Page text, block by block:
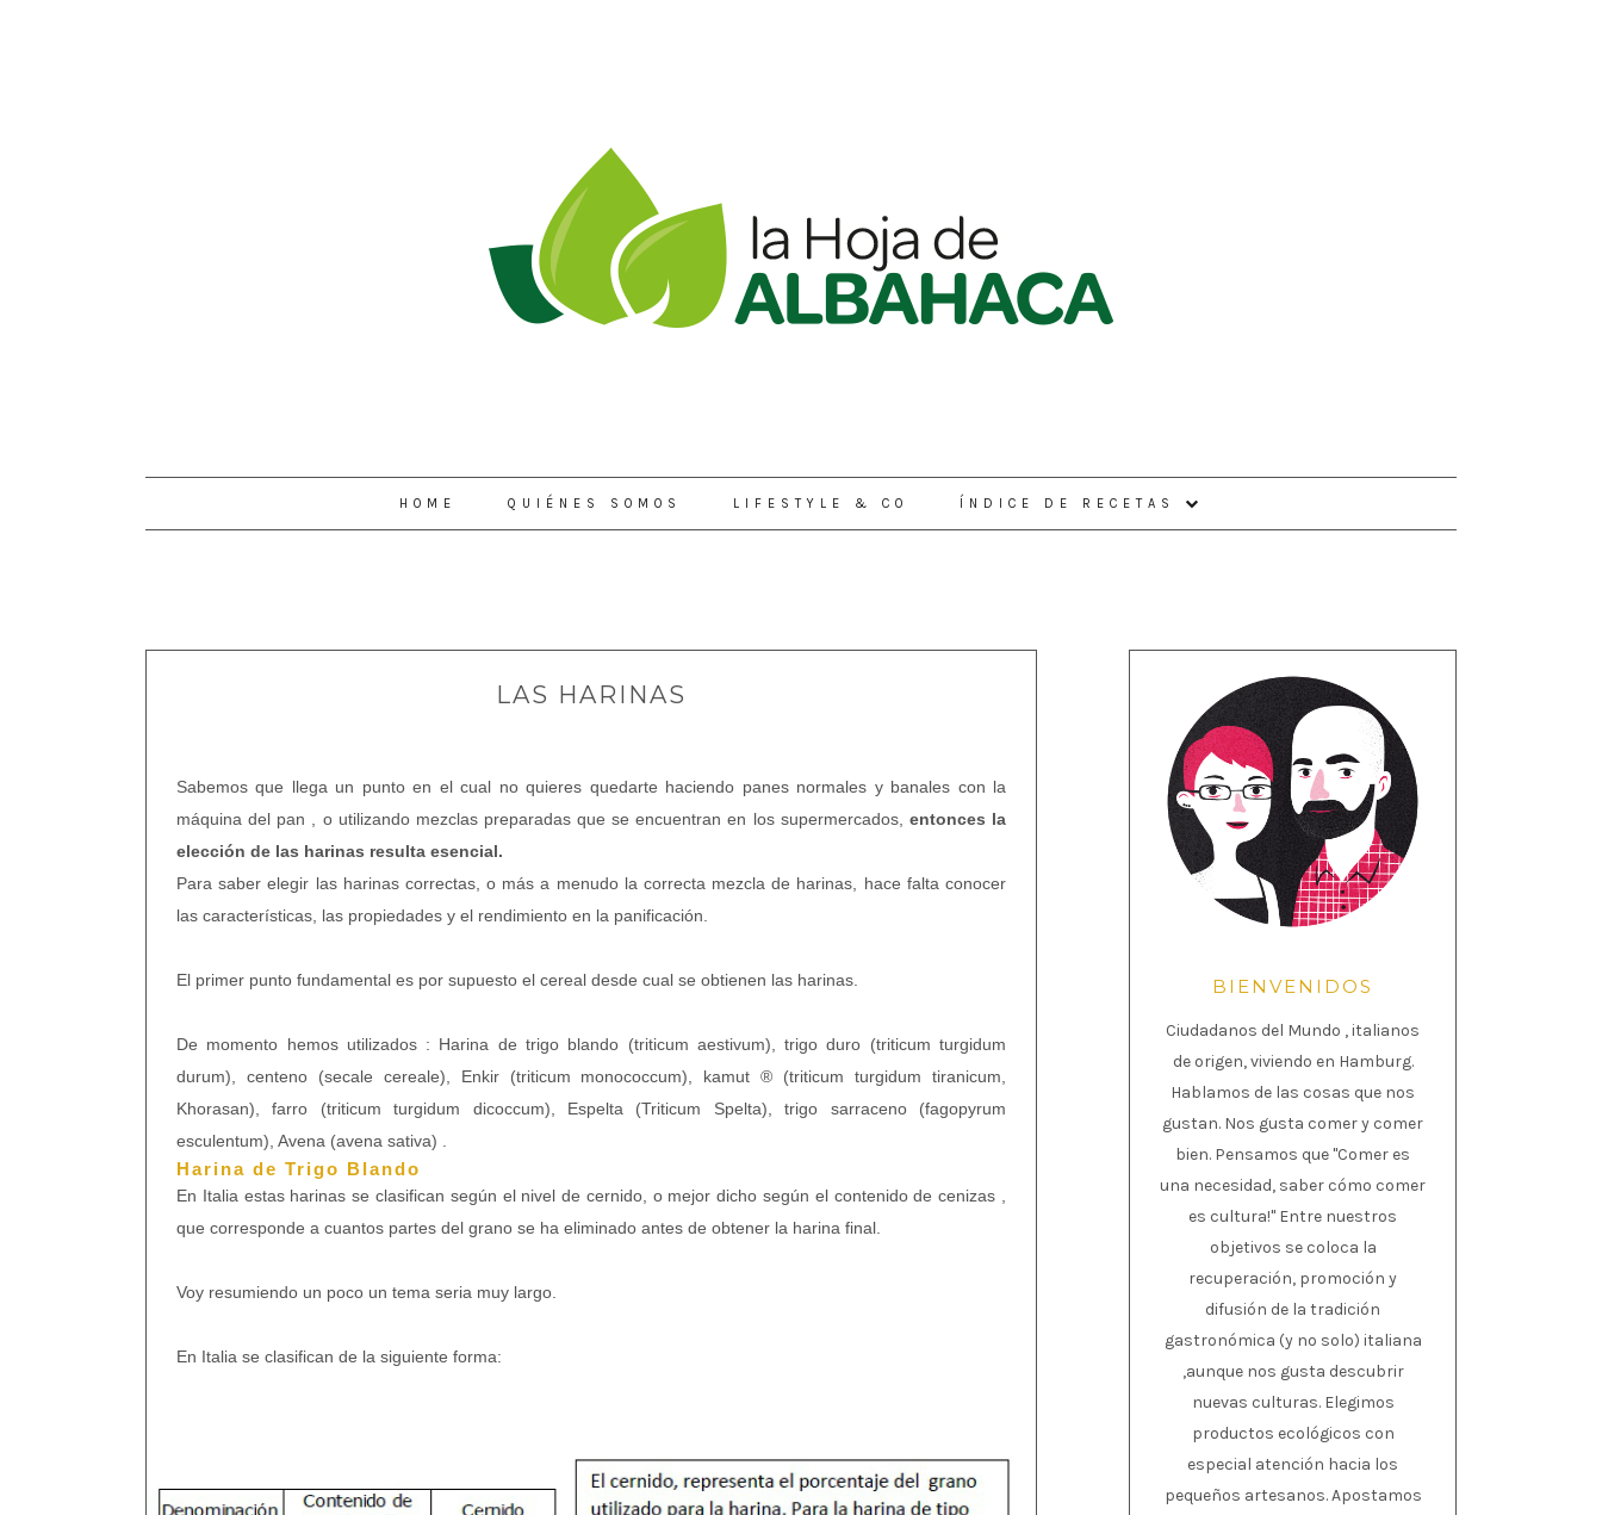
HOME QUIÉNES SOMOS LIFESTYLE & CO ÍNDICE DE RECETAS
LAS HARINAS
Sabemos que llega un punto en el cual no quieres quedarte haciendo panes normales y banales con la
máquina del pan , o utilizando mezclas preparadas que se encuentran en los supermercados, entonces la
elección de las harinas resulta esencial.
Para saber elegir las harinas correctas, o más a menudo la correcta mezcla de harinas, hace falta conocer
las características, las propiedades y el rendimiento en la panificación.
El primer punto fundamental es por supuesto el cereal desde cual se obtienen las harinas.
De momento hemos utilizados : Harina de trigo blando (triticum aestivum), trigo duro (triticum turgidum
durum), centeno (secale cereale), Enkir (triticum monococcum), kamut ® (triticum turgidum tiranicum,
Khorasan), farro (triticum turgidum dicoccum), Espelta (Triticum Spelta), trigo sarraceno (fagopyrum
esculentum), Avena (avena sativa) .
Harina de Trigo Blando
En Italia estas harinas se clasifican según el nivel de cernido, o mejor dicho según el contenido de cenizas ,
que corresponde a cuantos partes del grano se ha eliminado antes de obtener la harina final.
Voy resumiendo un poco un tema seria muy largo.
En Italia se clasifican de la siguiente forma:
BIENVENIDOS
Ciudadanos del Mundo , italianos
de origen, viviendo en Hamburg.
Hablamos de las cosas que nos
gustan. Nos gusta comer y comer
bien. Pensamos que "Comer es
una necesidad, saber cómo comer
es cultura!" Entre nuestros
objetivos se coloca la
recuperación, promoción y
difusión de la tradición
gastronómica (y no solo) italiana
,aunque nos gusta descubrir
nuevas culturas. Elegimos
productos ecológicos con
especial atención hacia los
pequeños artesanos. Apostamos